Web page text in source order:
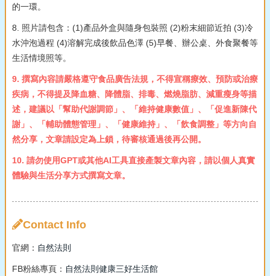
的一環。
8. 照片請包含：(1)產品外盒與隨身包裝照 (2)粉末細節近拍 (3)冷
水沖泡過程 (4)溶解完成後飲品色澤 (5)早餐、辦公桌、外食聚餐等
生活情境照等。
9. 撰寫內容請嚴格遵守食品廣告法規，不得宣稱療效、預防或治療
疾病，不得提及降血糖、降體脂、排毒、燃燒脂肪、減重瘦身等描
述，建議以「幫助代謝調節」、「維持健康數值」、「促進新陳代
謝」、「輔助體態管理」、「健康維持」、「飲食調整」等方向自
然分享，文章請設定為上鎖，待審核通過後再公開。
10. 請勿使用GPT或其他AI工具直接產製文章內容，請以個人真實
體驗與生活分享方式撰寫文章。
Contact Info
官網： 自然法則
FB粉絲專頁： 自然法則健康三好生活館